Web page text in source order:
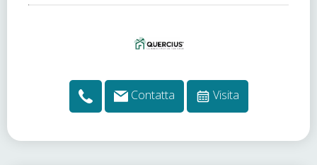
Contatta Visita